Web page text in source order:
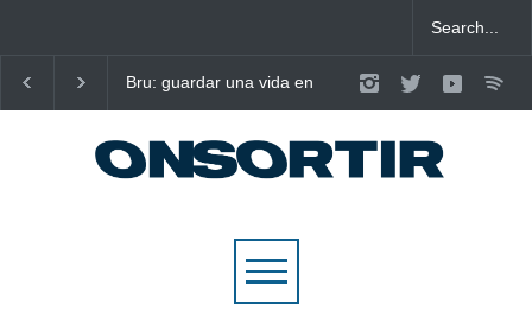
Bru: guardar una vida en
pop emocional
Laura West imposa el
criteri al ritme del
pop de “m’enxules”